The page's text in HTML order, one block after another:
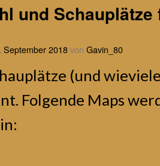
und Schauplätze
September 2018von Gavin_80
(und
Folgende Maps